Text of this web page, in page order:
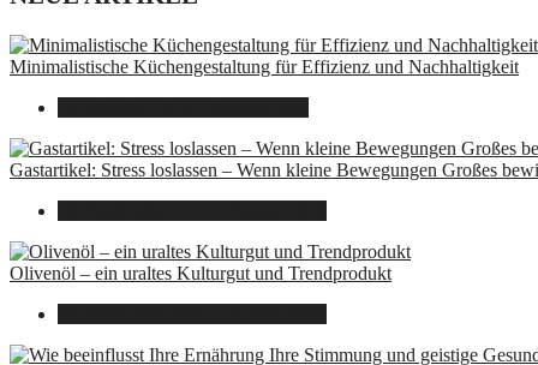
Minimalistische Küchengestaltung für Effizienz und Nachhaltigkeit
Gastartikel: Stress loslassen – Wenn kleine Bewegungen Großes
Olivenöl – ein uraltes Kulturgut und Trendprodukt